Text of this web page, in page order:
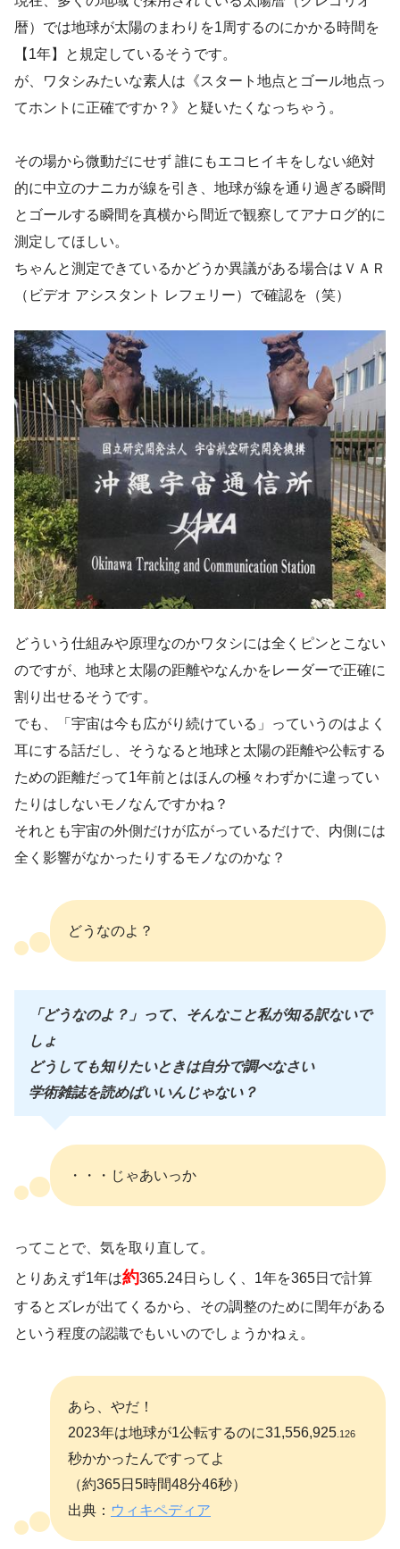
暦）では地球が太陽のまわりを1周するのにかかる時間を
【1年】と規定しているそうです。
が、ワタシみたいな素人は《スタート地点とゴール地点っ
てホントに正確ですか？》と疑いたくなっちゃう。
その場から微動だにせず 誰にもエコヒイキをしない絶対
的に中立のナニカが線を引き、地球が線を通り過ぎる瞬間
とゴールする瞬間を真横から間近で観察してアナログ的に
測定してほしい。
ちゃんと測定できているかどうか異議がある場合はＶＡＲ
（ビデオ アシスタント レフェリー）で確認を（笑）
どういう仕組みや原理なのかワタシには全くピンとこない
のですが、地球と太陽の距離やなんかをレーダーで正確に
割り出せるそうです。
でも、「宇宙は今も広がり続けている」っていうのはよく
耳にする話だし、そうなると地球と太陽の距離や公転する
ための距離だって1年前とはほんの極々わずかに違ってい
たりはしないモノなんですかね？
それとも宇宙の外側だけが広がっているだけで、内側には
全く影響がなかったりするモノなのかな？
どうなのよ？
「どうなのよ？」って、そんなこと私が知る訳ないで
しょ
どうしても知りたいときは自分で調べなさい
学術雑誌を読めばいいんじゃない？
・・・じゃあいっか
ってことで、気を取り直して。
とりあえず1年は約365.24日らしく、1年を365日で計算
するとズレが出てくるから、その調整のために閏年がある
という程度の認識でもいいのでしょうかねぇ。
あら、やだ！
2023年は地球が1公転するのに31,556,925 .126
秒かかったんですってよ
（約365日5時間48分46秒）
出典： ウィキペディア